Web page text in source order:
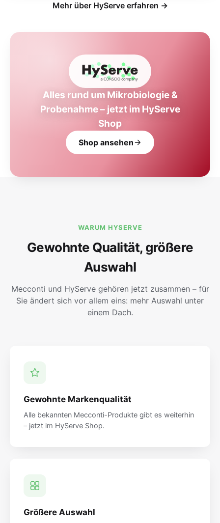
Mehr über HyServe erfahren →
Alles rund um Mikrobiologie &
Probenahme – jetzt im HyServe
Shop
Shop ansehen
WARUM HYSERVE
Gewohnte Qualität, größere
Auswahl
Mecconti und HyServe gehören jetzt zusammen – für
Sie ändert sich vor allem eins: mehr Auswahl unter
einem Dach.
Gewohnte Markenqualität
Alle bekannten Mecconti-Produkte gibt es weiterhin
– jetzt im HyServe Shop.
Größere Auswahl